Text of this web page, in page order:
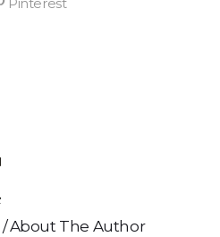
About The Author